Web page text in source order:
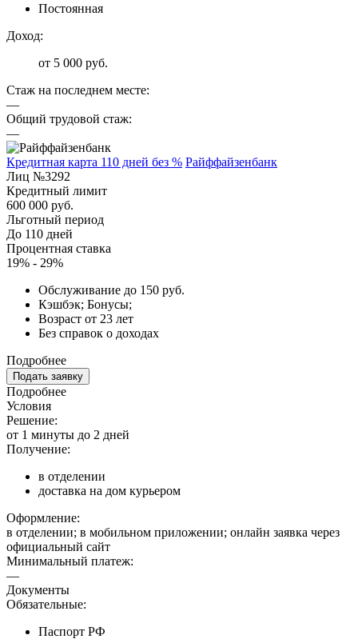
Постоянная
Доход:
от 5 000 руб.
Стаж на последнем месте:
—
Общий трудовой стаж:
—
Кредитная карта 110 дней без % Райффайзенбанк
Лиц №3292
Кредитный лимит
600 000 руб.
Льготный период
До 110 дней
Процентная ставка
19% - 29%
Обслуживание до 150 руб.
Кэшбэк; Бонусы;
Возраст от 23 лет
Без справок о доходах
Подробнее
Подать заявку
Подробнее
Условия
Решение:
от 1 минуты до 2 дней
Получение:
в отделении
доставка на дом курьером
Оформление:
в отделении; в мобильном приложении; онлайн заявка через
официальный сайт
Минимальный платеж:
—
Документы
Обязательные:
Паспорт РФ